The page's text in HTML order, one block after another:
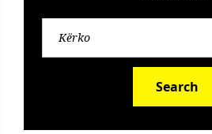
Search